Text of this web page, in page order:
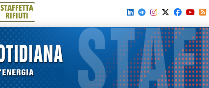
STAFFETTA
RIFIUTI